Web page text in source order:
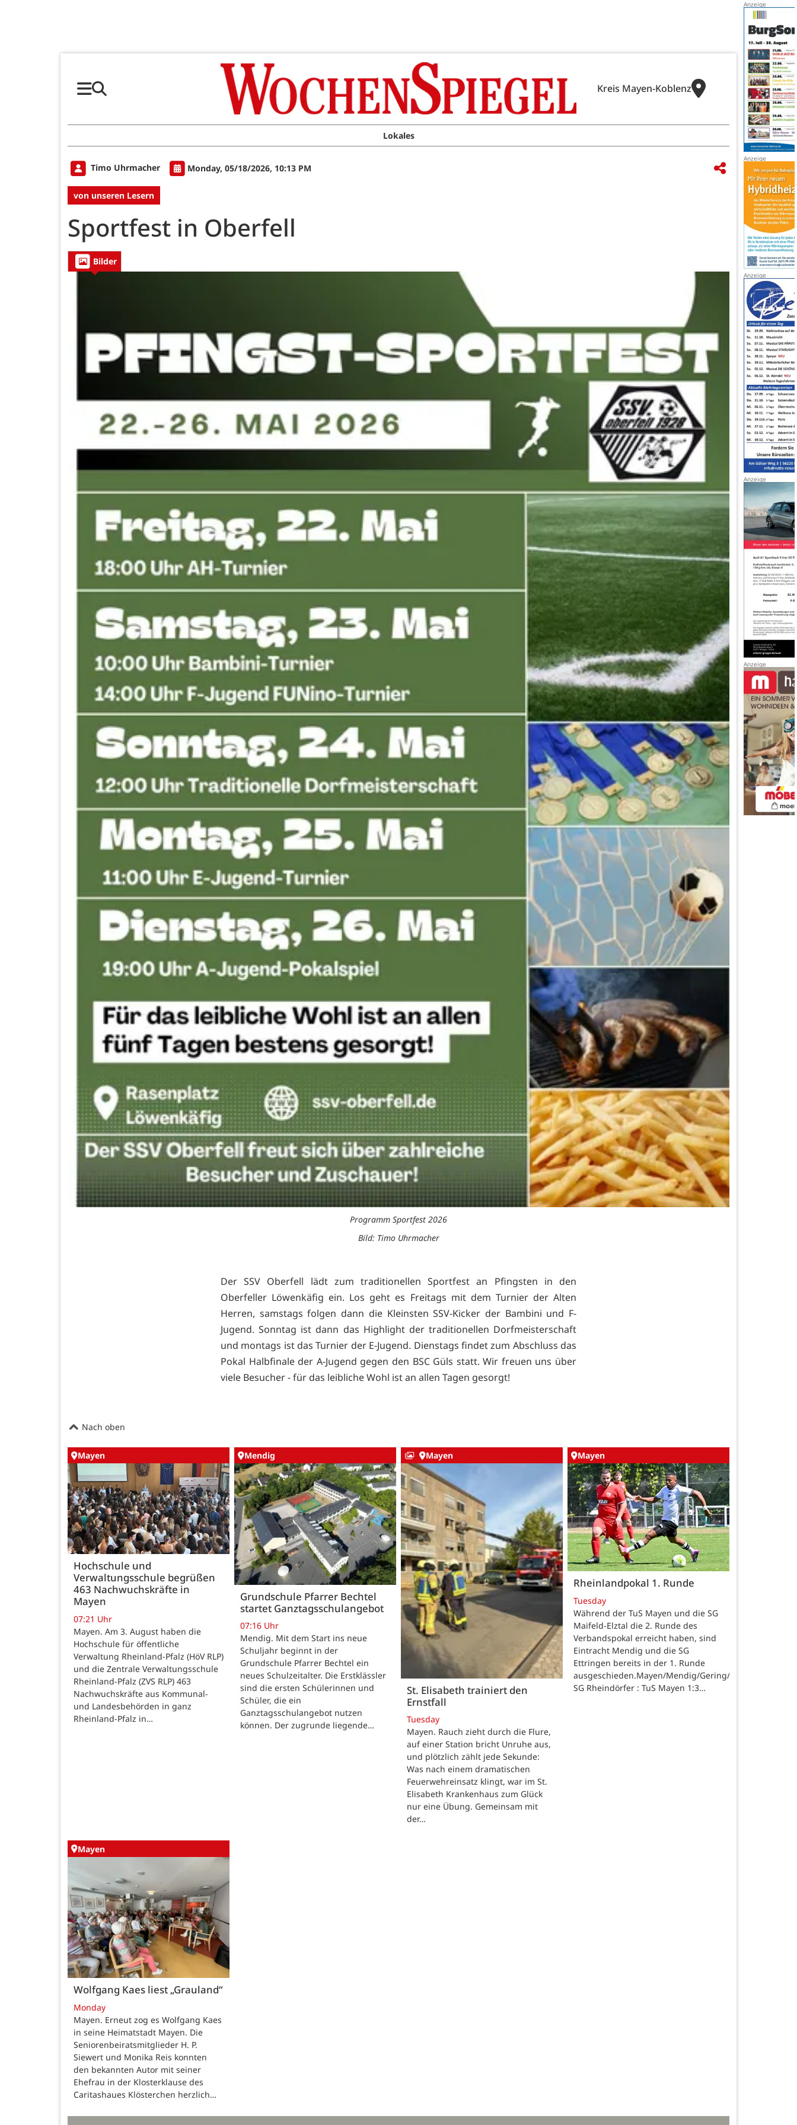
Kreis Mayen-Koblenz
Lokales
Timo Uhrmacher Monday, 05/18/2026, 10:13 PM
von unseren Lesern
Sportfest in Oberfell
Bilder
Programm Sportfest 2026
Bild: Timo Uhrmacher
Der SSV Oberfell lädt zum traditionellen Sportfest an Pfingsten in den
Oberfeller Löwenkäfig ein. Los geht es Freitags mit dem Turnier der Alten
Herren, samstags folgen dann die Kleinsten SSV-Kicker der Bambini und F-
Jugend. Sonntag ist dann das Highlight der traditionellen Dorfmeisterschaft
und montags ist das Turnier der E-Jugend. Dienstags findet zum Abschluss das
Pokal Halbfinale der A-Jugend gegen den BSC Güls statt. Wir freuen uns über
viele Besucher - für das leibliche Wohl ist an allen Tagen gesorgt!
Nach oben
Mayen
Hochschule und
Verwaltungsschule begrüßen
463 Nachwuchskräfte in
Mayen
07:21 Uhr
Mayen. Am 3. August haben die
Hochschule für öffentliche
Verwaltung Rheinland-Pfalz (HöV RLP)
und die Zentrale Verwaltungsschule
Rheinland-Pfalz (ZVS RLP) 463
Nachwuchskräfte aus Kommunal-
und Landesbehörden in ganz
Rheinland-Pfalz in…
Mendig
Grundschule Pfarrer Bechtel
startet Ganztagsschulangebot
07:16 Uhr
Mendig. Mit dem Start ins neue
Schuljahr beginnt in der
Grundschule Pfarrer Bechtel ein
neues Schulzeitalter. Die Erstklässler
sind die ersten Schülerinnen und
Schüler, die ein
Ganztagsschulangebot nutzen
können. Der zugrunde liegende…
Mayen
St. Elisabeth trainiert den
Ernstfall
Tuesday
Mayen. Rauch zieht durch die Flure,
auf einer Station bricht Unruhe aus,
und plötzlich zählt jede Sekunde:
Was nach einem dramatischen
Feuerwehreinsatz klingt, war im St.
Elisabeth Krankenhaus zum Glück
nur eine Übung. Gemeinsam mit
der…
Mayen
Rheinlandpokal 1. Runde
Tuesday
Während der TuS Mayen und die SG
Maifeld-Elztal die 2. Runde des
Verbandspokal erreicht haben, sind
Eintracht Mendig und die SG
Ettringen bereits in der 1. Runde
ausgeschieden.Mayen/Mendig/Gering/Ettringen.
SG Rheindörfer : TuS Mayen 1:3…
Mayen
Wolfgang Kaes liest „Grauland“
Monday
Mayen. Erneut zog es Wolfgang Kaes
in seine Heimatstadt Mayen. Die
Seniorenbeiratsmitglieder H. P.
Siewert und Monika Reis konnten
den bekannten Autor mit seiner
Ehefrau in der Klosterklause des
Caritashaues Klösterchen herzlich…